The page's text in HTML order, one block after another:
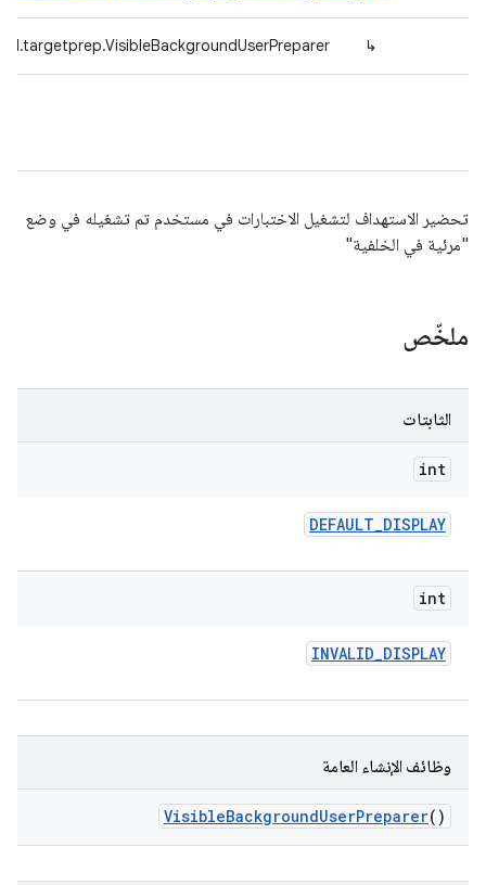
↳
تحضير الاستهداف لتشغيل الاختبارات في مستخدم تم تشغيله في وضع
"مرئية في الخلفية"
ملخّص
الثابتات
int
DEFAULT_DISPLAY
int
INVALID_DISPLAY
وظائف الإنشاء العامة
VisibleBackgroundUserPreparer()